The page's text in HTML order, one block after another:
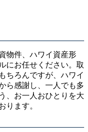
物件、ハワイ資産形
にお任せください。取
ちろんですが、ハワイ
ら感謝し、一人でも多
、お一人おひとりを大
ります。